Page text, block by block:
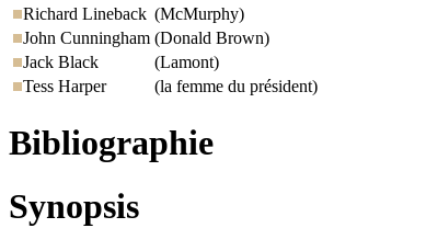
Richard Lineback (McMurphy)
John Cunningham (Donald Brown)
Jack Black
(Lamont)
Tess Harper
(la femme du président)
Bibliographie
Synopsis